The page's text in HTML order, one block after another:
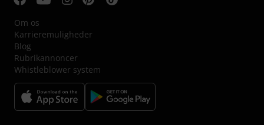
Om os
Karrieremuligheder
Blog
Rubrikannoncer
Whistleblower system